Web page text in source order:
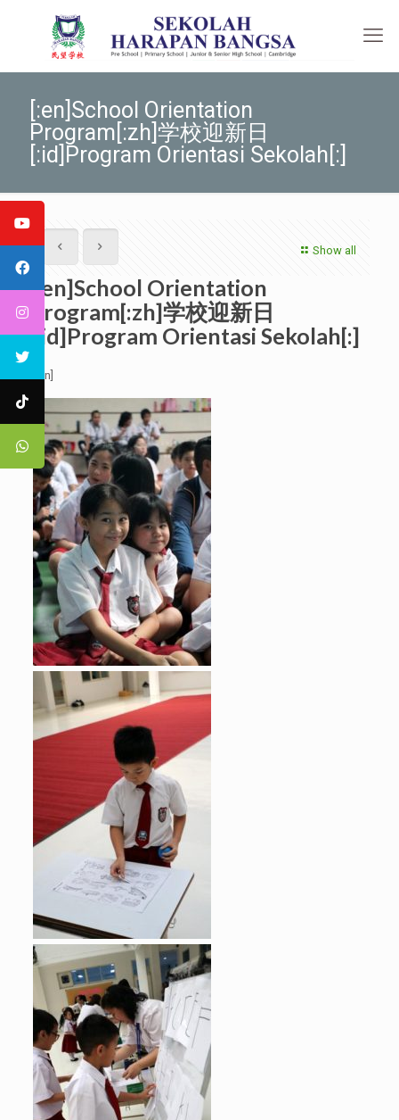
[:en]School Orientation
Program[:zh]学校迎新日
[:id]Program Orientasi Sekolah[:]
Show all
[:en]School Orientation
Program[:zh]学校迎新日
[:id]Program Orientasi Sekolah[:]
[:en]